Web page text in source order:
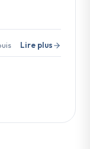
Lire plus